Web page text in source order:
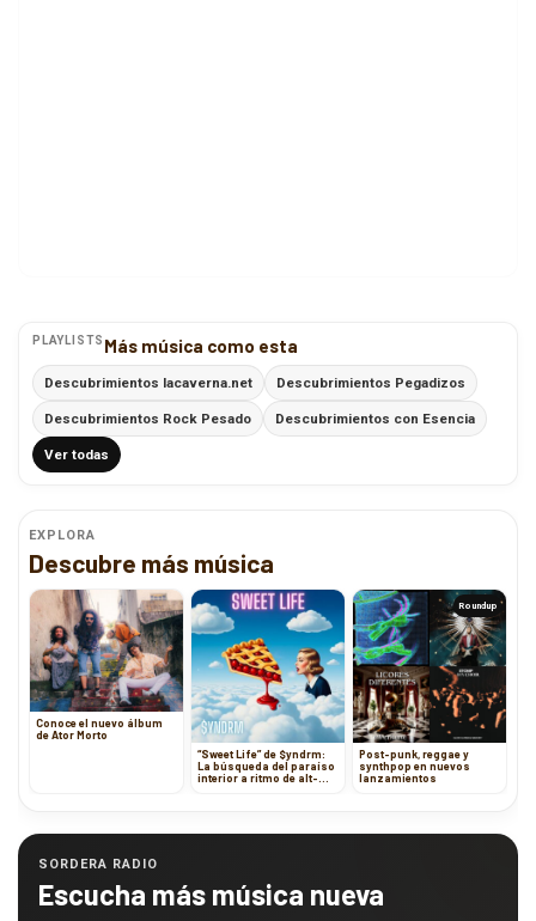
PLAYLISTS Más música como esta
Descubrimientos lacaverna.net Descubrimientos Pegadizos
Descubrimientos Rock Pesado Descubrimientos con Esencia
Ver todas
EXPLORA
Descubre más música
Conoce el nuevo álbum
de Ator Morto
“Sweet Life” de $yndrm:
La búsqueda del paraíso
interior a ritmo de alt-
Roundup
Post-punk, reggae y
synthpop en nuevos
lanzamientos
SORDERA RADIO
Escucha más música nueva